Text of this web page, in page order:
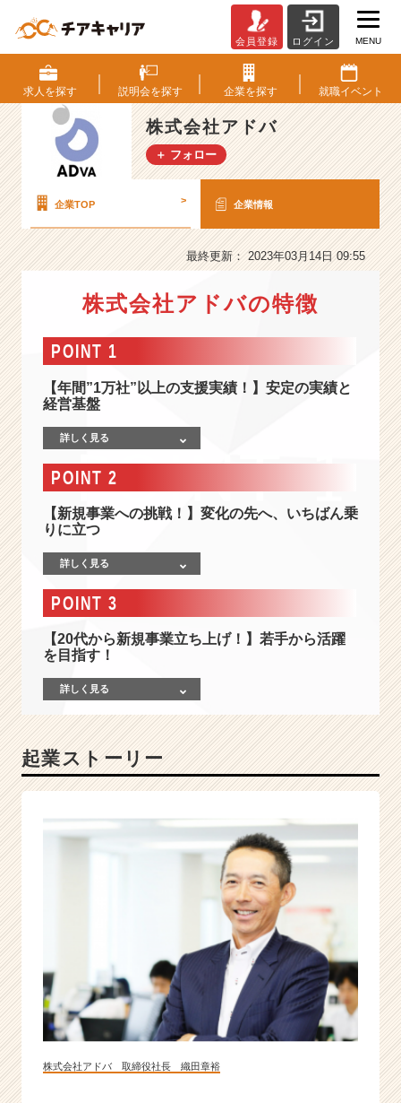
式
会
社
ア
ド
バ
の
-
【経
営
パ
ー
ナ
ー！】
新
業
総
合
顧
や
を
サ
業
|
ベ
ン
チ
ャ
会員登録 ログイン MENU
求人を探す 説明会を探す 企業を探す 就職イベント
株式会社アドバ
＋ フォロー
企業TOP > 企業情報
最終更新： 2023年03月14日 09:55
株式会社アドバの特徴
POINT 1
【年間”1万社”以上の支援実績！】安定の実績と
経営基盤
詳しく見る
POINT 2
【新規事業への挑戦！】変化の先へ、いちばん乗
りに立つ
詳しく見る
POINT 3
【20代から新規事業立ち上げ！】若手から活躍
を目指す！
詳しく見る
起業ストーリー
株式会社アドバ 取締役社長 織田章裕